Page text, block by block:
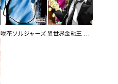
咲花ソルジャーズ 異世界金融王 ～クローネ・ゴルディオンの覇道～